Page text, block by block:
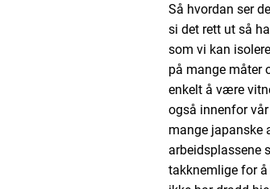
Så hvordan ser
si det rett ut så
som vi kan
på mange måter
enkelt å være
også innenfor
mange japanske
arbeidsplassene
takknemlige for